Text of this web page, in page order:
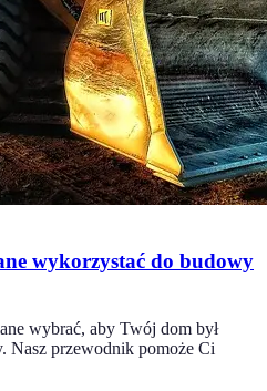
wykorzystać do budowy
wybrać, aby Twój dom był
Nasz przewodnik pomoże Ci